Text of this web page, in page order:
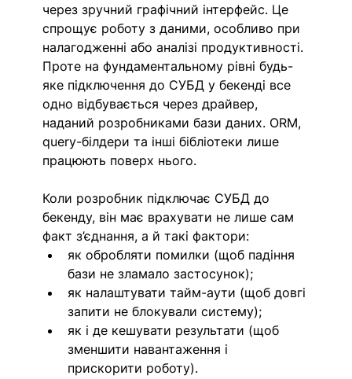
через зручний графічний інтерфейс. Це
спрощує роботу з даними, особливо при
налагодженні або аналізі продуктивності.
Проте на фундаментальному рівні будь-
яке підключення до СУБД у бекенді все
одно відбувається через драйвер,
наданий розробниками бази даних. ORM,
query-білдери та інші бібліотеки лише
працюють поверх нього.
Коли розробник підключає СУБД до
бекенду, він має врахувати не лише сам
факт з’єднання, а й такі фактори:
як обробляти помилки (щоб падіння
бази не зламало застосунок);
як налаштувати тайм-аути (щоб довгі
запити не блокували систему);
як і де кешувати результати (щоб
зменшити навантаження і
прискорити роботу).